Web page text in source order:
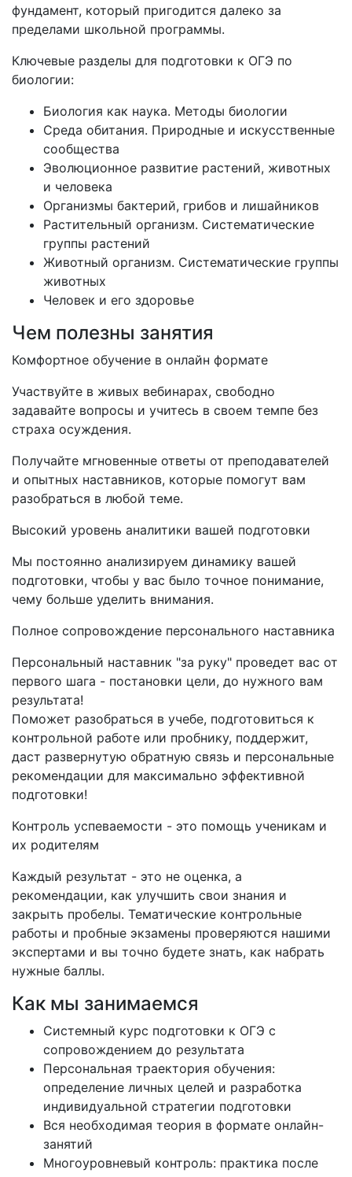
фундамент, который пригодится далеко за
пределами школьной программы.
Ключевые разделы для подготовки к ОГЭ по
биологии:
Биология как наука. Методы биологии
Среда обитания. Природные и искусственные
сообщества
Эволюционное развитие растений, животных
и человека
Организмы бактерий, грибов и лишайников
Растительный организм. Систематические
группы растений
Животный организм. Систематические группы
животных
Человек и его здоровье
Чем полезны занятия
Комфортное обучение в онлайн формате
Участвуйте в живых вебинарах, свободно
задавайте вопросы и учитесь в своем темпе без
страха осуждения.
Получайте мгновенные ответы от преподавателей
и опытных наставников, которые помогут вам
разобраться в любой теме.
Высокий уровень аналитики вашей подготовки
Мы постоянно анализируем динамику вашей
подготовки, чтобы у вас было точное понимание,
чему больше уделить внимания.
Полное сопровождение персонального наставника
Персональный наставник "за руку" проведет вас от
первого шага - постановки цели, до нужного вам
результата!
Поможет разобраться в учебе, подготовиться к
контрольной работе или пробнику, поддержит,
даст развернутую обратную связь и персональные
рекомендации для максимально эффективной
подготовки!
Контроль успеваемости - это помощь ученикам и
их родителям
Каждый результат - это не оценка, а
рекомендации, как улучшить свои знания и
закрыть пробелы. Тематические контрольные
работы и пробные экзамены проверяются нашими
экспертами и вы точно будете знать, как набрать
нужные баллы.
Как мы занимаемся
Системный курс подготовки к ОГЭ с
сопровождением до результата
Персональная траектория обучения:
определение личных целей и разработка
индивидуальной стратегии подготовки
Вся необходимая теория в формате онлайн-
занятий
Многоуровневый контроль: практика после